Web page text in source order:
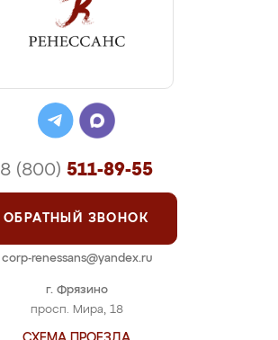
г. Фрязино
просп. Мира, 18
8 (800) 511-89-55
ОБРАТНЫЙ ЗВОНОК
corp-renessans@yandex.ru